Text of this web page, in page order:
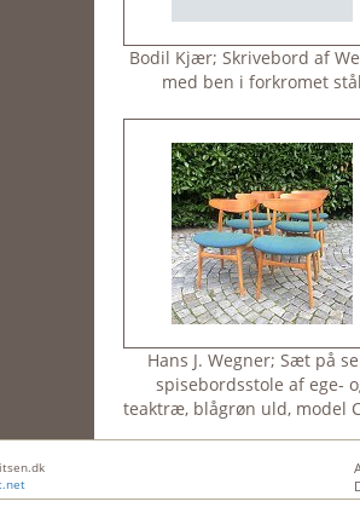
Bodil Kjær; Skrivebord af
med ben i forkromet
Hans J. Wegner; Sæt på
spisebordsstole af ege-
teaktræ, blågrøn uld, model